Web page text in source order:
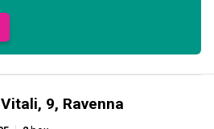
9, Ravenna